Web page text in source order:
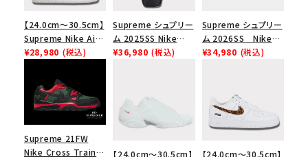
【24.0cm～30.5cm】
Supreme Nike Air
Force 1 Low シュプ
ース１スニーカー シ
ューズ ホワイト
¥28,980 (税込)
Supreme シュプリー
ム 2025SS Nike
Leather Shoulder
¥36,980 (税込)
Supreme シュプリー
ム 2026SS Nike
SB Air Max 2 CB 94
ロー SP ホワイト
¥34,980 (税込)
Supreme 21FW
Nike Cross Trainer
【24.0cm～30.5cm】
【24.0cm～30.5cm】